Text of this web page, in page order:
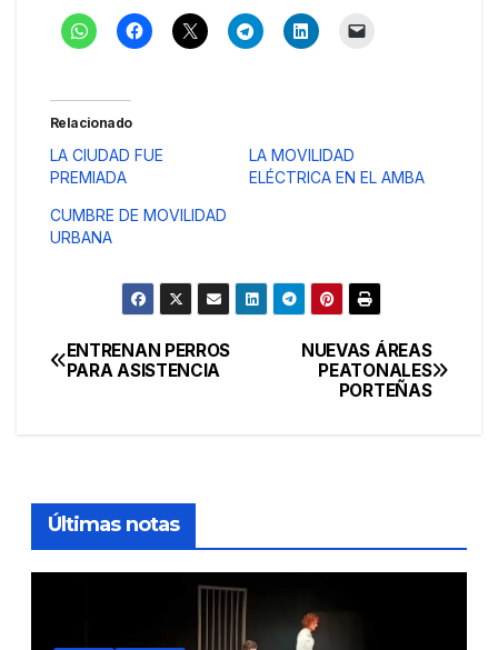
Relacionado
LA CIUDAD FUE
PREMIADA
LA MOVILIDAD
ELÉCTRICA EN EL AMBA
CUMBRE DE MOVILIDAD
URBANA
Navegación
NUEVAS ÁREAS
PEATONALES
PORTEÑAS
ENTRENAN PERROS
PARA ASISTENCIA
Últimas notas